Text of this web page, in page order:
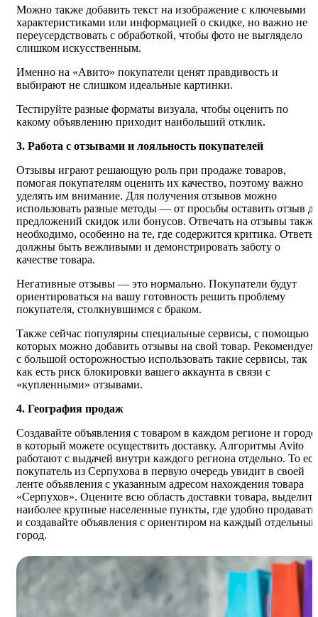
Можно также добавить текст на изображение с ключевыми
характеристиками или информацией о скидке, но важно не
переусердствовать с обработкой, чтобы фото не выглядело
слишком искусственным.
Именно на «Авито» покупатели ценят правдивость и
выбирают не слишком идеальные картинки.
Тестируйте разные форматы визуала, чтобы оценить по
какому объявлению приходит наибольший отклик.
3. Работа с отзывами и лояльность покупателей
Отзывы играют решающую роль при продаже товаров,
помогая покупателям оценить их качество, поэтому важно
уделять им внимание. Для получения отзывов можно
использовать разные методы — от просьбы оставить отзыв
предложений скидок или бонусов. Отвечать на отзывы также
необходимо, особенно на те, где содержится критика. Ответы
должны быть вежливыми и демонстрировать заботу о
качестве товара.
Негативные отзывы — это нормально. Покупатели будут
ориентироваться на вашу готовность решить проблему
покупателя, столкнувшимся с браком.
Также сейчас популярны специальные сервисы, с помощью
которых можно добавить отзывы на свой товар. Рекомендуем
с большой осторожностью использовать такие сервисы, так
как есть риск блокировки вашего аккаунта в связи с
«купленными» отзывами.
4. География продаж
Создавайте объявления с товаром в каждом регионе и городе,
в который можете осуществить доставку. Алгоритмы Avito
работают с выдачей внутри каждого региона отдельно. То
покупатель из Серпухова в первую очередь увидит в своей
ленте объявления с указанным адресом нахождения товара
«Серпухов». Оцените всю область доставки товара, выделите
наиболее крупные населенные пункты, где удобно продавать,
и создавайте объявления с ориентиром на каждый отдельный
город.